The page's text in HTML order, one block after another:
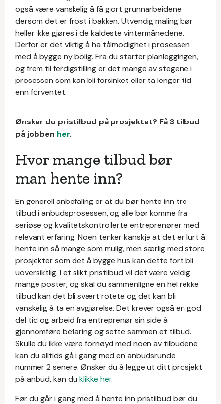
også være vanskelig å få gjort grunnarbeidene
dersom det er frost i bakken. Utvendig maling bør
heller ikke gjøres i de kaldeste vintermånedene.
Derfor er det viktig å ha tålmodighet i prosessen
med å bygge ny bolig. Fra du starter planleggingen,
og frem til ferdigstilling er det mange av stegene i
prosessen som kan bli forsinket eller ta lenger tid
enn forventet.
Ønsker du pristilbud på prosjektet? Få 3 tilbud
på jobben her.
Hvor mange tilbud bør
man hente inn?
En generell anbefaling er at du bør hente inn tre
tilbud i anbudsprosessen, og alle bør komme fra
seriøse og kvalitetskontrollerte entreprenører med
relevant erfaring. Noen tenker kanskje at det er lurt å
hente inn så mange som mulig, men særlig med store
prosjekter som det å bygge hus kan dette fort bli
uoversiktlig. I et slikt pristilbud vil det være veldig
mange poster, og skal du sammenligne en hel rekke
tilbud kan det bli svært rotete og det kan bli
vanskelig å ta en avgjørelse. Det krever også en god
del tid og arbeid fra entreprenør sin side å
gjennomføre befaring og sette sammen et tilbud.
Skulle du ikke være fornøyd med noen av tilbudene
kan du alltids gå i gang med en anbudsrunde
nummer 2 senere. Ønsker du å legge ut ditt prosjekt
på anbud, kan du klikke her.
Før du går i gang med å hente inn pristilbud bør du